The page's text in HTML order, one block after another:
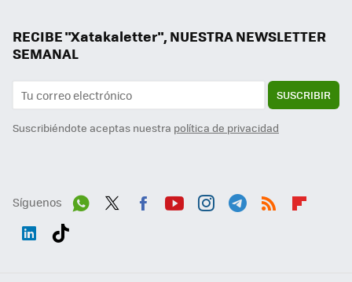
RECIBE "Xatakaletter", NUESTRA NEWSLETTER
SEMANAL
SUSCRIBIR
Suscribiéndote aceptas nuestra política de privacidad
Síguenos